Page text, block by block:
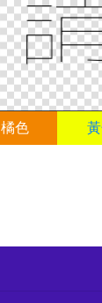
橘色